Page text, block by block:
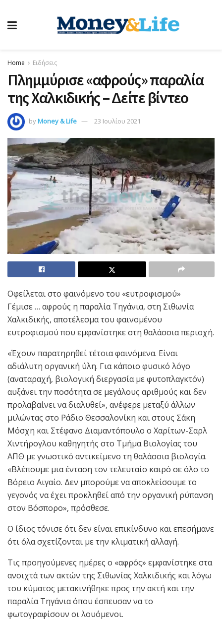
Home Ειδήσεις
Πλημμύρισε «αφρούς» παραλία
της Χαλκιδικής – Δείτε βίντεο
byMoney & Life 23 Ιουλίου 2021
Οφείλεται στο φαινόμενο του «ευτροφισμού»
Γέμισε … αφρούς η παραλία Τηγάνια, στη Σιθωνία
Χαλκιδικής, αποτέλεσμα του φαινομένου
ευτροφισμού που εμφανίστηκε στη θαλάσσια περιοχή.
«Έχουν παρατηρηθεί τέτοια φαινόμενα. Είναι
αδιάλυτη οργανική ύλη. Για κάποιο φυσικό λόγο
(αναταραχή, βιολογική διεργασία με φυτοπλαγκτόν)
αυξάνει την ποσότητα σε μεγάλους αριθμούς και δεν
προλαβαίνει να διαλυθεί», ανέφερε μεταξύ άλλων
μιλώντας στο Ράδιο Θεσσαλονίκη και στους Σάκη
Μόσχη και Στέφανο Διαμαντόπουλο ο Χαρίτων-Σαρλ
Χιντήρογλου καθηγητής στο Τμήμα Βιολογίας του
ΑΠΘ με γνωστικό αντικείμενο τη θαλάσσια βιολογία.
«Βλέπουμε μια ένταση τον τελευταίο καιρό σε όλο το
Βόρειο Αιγαίο. Δεν μπορούμε να αποκλείσουμε το
γεγονός να έχει προκληθεί από την οργανική ρύπανση
στον Βόσπορο», πρόσθεσε.
Ο ίδιος τόνισε ότι δεν είναι επικίνδυνο και επεσήμανε
ότι όλα σχετίζονται με την κλιματική αλλαγή.
Τις προηγούμενες ημέρες ο «αφρός» εμφανίστηκε στα
ανοιχτά των ακτών της Σιθωνίας Χαλκιδικής και λόγω
του κύματος μετακινήθηκε προς την ακτή και την
παραλία Τηγάνια όπου έσπευσαν να το
φωτογραφίσουν οι λουόμενοι.